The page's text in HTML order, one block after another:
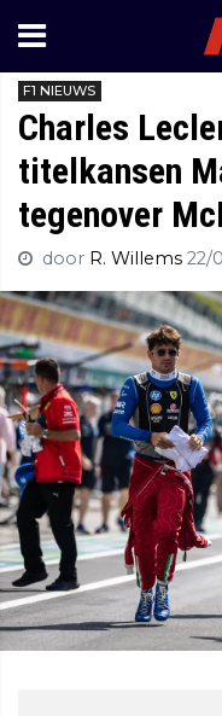
F1 NIEUWS
Charles
titelkansen
tegenover
door R. Willems 22/